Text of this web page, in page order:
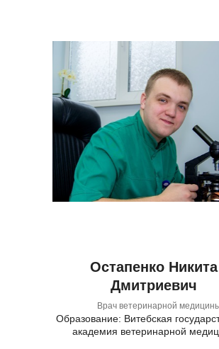
Образование: Витебская
академия ветеринарной
Врач ветеринарной
Остапенко Никита
Дмитриевич